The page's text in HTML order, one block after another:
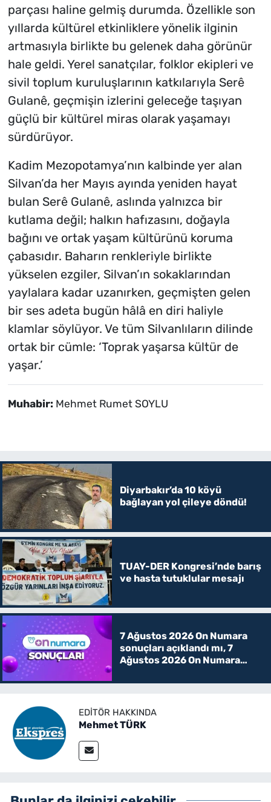
parçası haline gelmiş durumda. Özellikle son
yıllarda kültürel etkinliklere yönelik ilginin
artmasıyla birlikte bu gelenek daha görünür
hale geldi. Yerel sanatçılar, folklor ekipleri ve
sivil toplum kuruluşlarının katkılarıyla Serê
Gulanê, geçmişin izlerini geleceğe taşıyan
güçlü bir kültürel miras olarak yaşamayı
sürdürüyor.
Kadim Mezopotamya’nın kalbinde yer alan
Silvan’da her Mayıs ayında yeniden hayat
bulan Serê Gulanê, aslında yalnızca bir
kutlama değil; halkın hafızasını, doğayla
bağını ve ortak yaşam kültürünü koruma
çabasıdır. Baharın renkleriyle birlikte
yükselen ezgiler, Silvan’ın sokaklarından
yaylalara kadar uzanırken, geçmişten gelen
bir ses adeta bugün hâlâ en diri haliyle
klamlar söylüyor. Ve tüm Silvanlıların dilinde
ortak bir cümle: ‘Toprak yaşarsa kültür de
yaşar.’
Muhabir: Mehmet Rumet SOYLU
Diyarbakır’da 10 köyü
bağlayan yol çileye döndü!
TUAY-DER Kongresi’nde barış
ve hasta tutuklular mesajı
7 Ağustos 2026 On Numara
sonuçları açıklandı mı, 7
Ağustos 2026 On Numara
EDITÖR HAKKINDA
Mehmet TÜRK